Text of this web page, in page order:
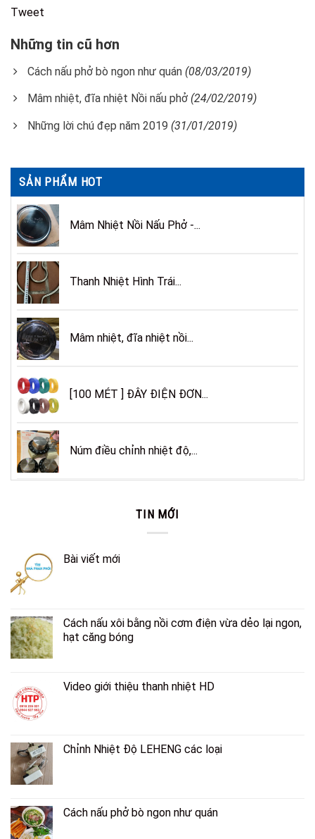
Tweet
Những tin cũ hơn
Cách nấu phở bò ngon như quán (08/03/2019)
Mâm nhiệt, đĩa nhiệt Nồi nấu phở (24/02/2019)
Những lời chú đẹp năm 2019 (31/01/2019)
SẢN PHẨM HOT
Mâm Nhiệt Nồi Nấu Phở -...
Thanh Nhiệt Hình Trái...
Mâm nhiệt, đĩa nhiệt nồi...
[100 MÉT ] ĐÂY ĐIỆN ĐƠN...
Núm điều chỉnh nhiệt độ,...
TIN MỚI
Bài viết mới
Cách nấu xôi bằng nồi cơm điện vừa dẻo lại ngon,
hạt căng bóng
Video giới thiệu thanh nhiệt HD
Chỉnh Nhiệt Độ LEHENG các loại
Cách nấu phở bò ngon như quán